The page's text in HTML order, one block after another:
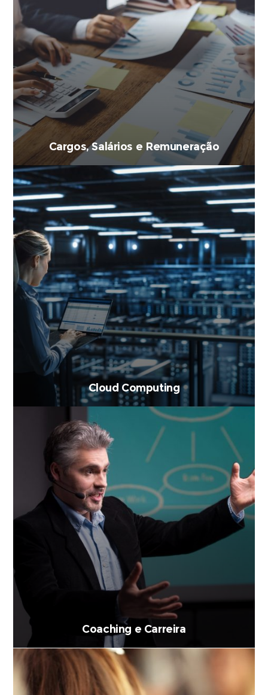
Cargos, Salários e Remuneração
Cloud Computing
Coaching e Carreira